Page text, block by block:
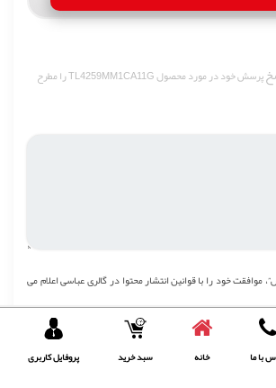
پرسش خود در مورد محصول TL4259MM1CA11G را مطرح
موافقت خود را باقوانین انتشار محتوادر گالری عباسی اعلام می
ثبت پرسش
با ما خانه سبد خرید پروفایل کاربری